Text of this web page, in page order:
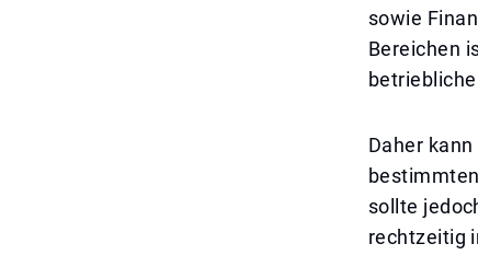
sowie
Bereichen
Daher
sollte
rechtzeitig